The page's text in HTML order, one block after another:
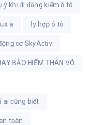
ý khi đi đăng kiểm ô tô
lux a ly hợp ô tô
cơ SkyActiv
BẢO HIỂM THÂN VỎ
ai cũng biết
toàn